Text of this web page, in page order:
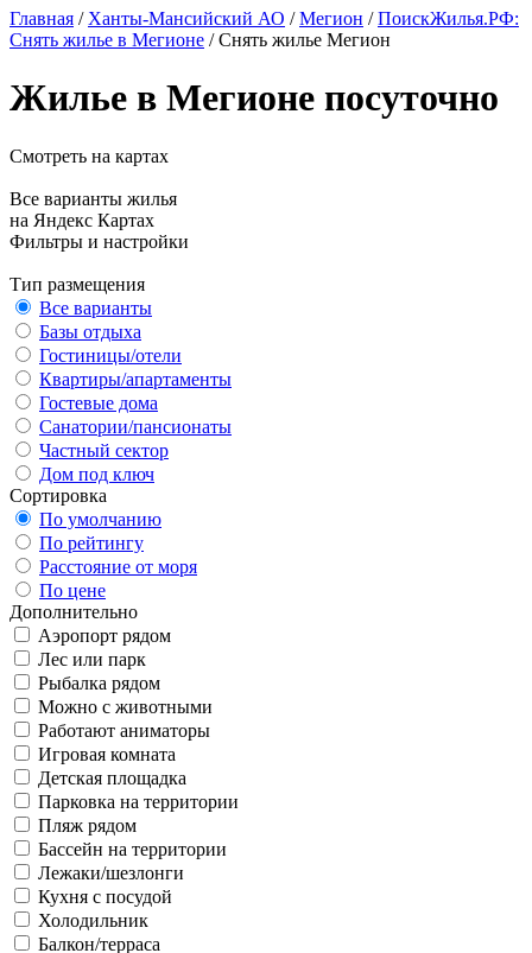
Главная / Ханты-Мансийский АО /Мегион /ПоискЖилья.РФ:
Снять жилье в Мегионе / Снять жилье Мегион
Жилье в Мегионе посуточно
Смотреть на картах
Все варианты жилья
на Яндекс Картах
Фильтры и настройки
Тип размещения
Все варианты
Базы отдыха
Гостиницы/отели
Квартиры/апартаменты
Гостевые дома
Санатории/пансионаты
Частный сектор
Дом под ключ
Сортировка
По умолчанию
По рейтингу
Расстояние от моря
По цене
Дополнительно
Аэропорт рядом
Лес или парк
Рыбалка рядом
Можно с животными
Работают аниматоры
Игровая комната
Детская площадка
Парковка на территории
Пляж рядом
Бассейн на территории
Лежаки/шезлонги
Кухня с посудой
Холодильник
Балкон/терраса